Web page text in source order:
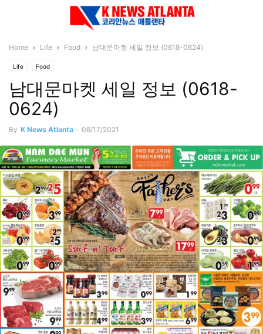
Home Life Food 남대문마켓 세일 정보 (0618-0624)
Life Food
남대문마켓 세일 정보 (0618-
0624)
By K News Atlanta - 06/17/2021